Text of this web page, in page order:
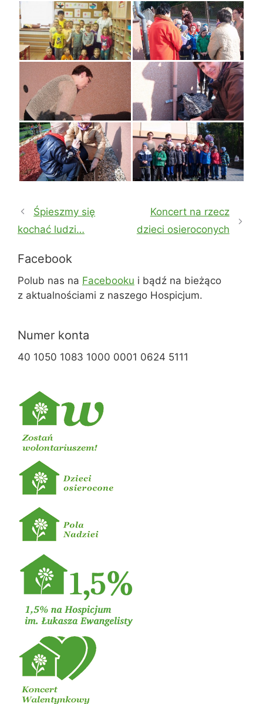
Śpieszmy się
kochać ludzi…
Koncert na rzecz
dzieci osieroconych
Facebook
Polub nas na Facebooku i bądź na bieżąco
z aktualnościami z naszego Hospicjum.
Numer konta
40 1050 1083 1000 0001 0624 5111